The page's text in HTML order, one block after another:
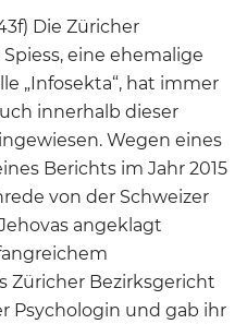
Die Züricher
eine ehemalige
„Infosekta“, hat immer
innerhalb dieser
Wegen eines
Berichts im Jahr 2015
von der Schweizer
angeklagt
Züricher Bezirksgericht
Psychologin und gab ihr